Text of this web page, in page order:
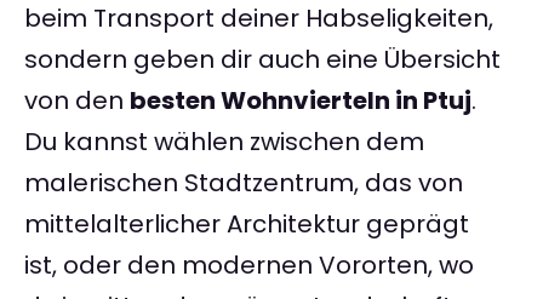
beim Transport deiner Habseligkeiten,
sondern geben dir auch eine Übersicht
von den besten Wohnvierteln in Ptuj.
Du kannst wählen zwischen dem
malerischen Stadtzentrum, das von
mittelalterlicher Architektur geprägt
ist, oder den modernen Vororten, wo